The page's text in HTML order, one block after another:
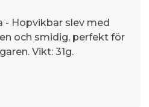
- Hopvikbar slev med
och smidig, perfekt för
Vikt: 31g.